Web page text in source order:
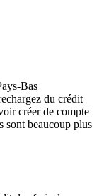
Bas
du crédit
créer de compte
sont beaucoup plus